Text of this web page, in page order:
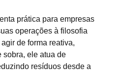
prática para empresas
operações à filosofia
de forma reativa,
sobra, ele atua de
resíduos desde a